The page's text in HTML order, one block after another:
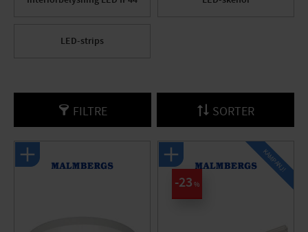
LED-strips
FILTRE SORTER
23 %
KAMPANJ!